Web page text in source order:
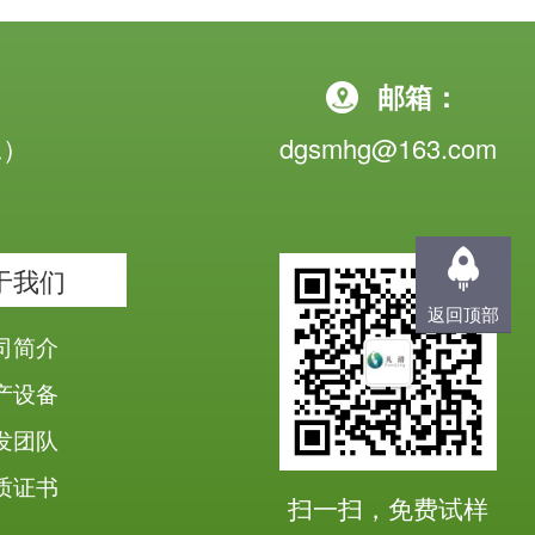
邮箱：
dgsmhg@163.com
我们
简介
设备
团队
证书
扫一扫，免费试样
返回顶部